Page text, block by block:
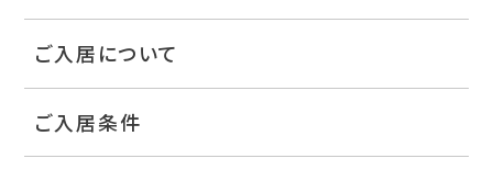
ご入居について
ご入居条件